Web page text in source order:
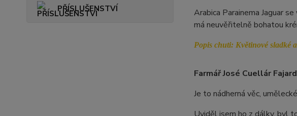
PŘÍSLUŠENSTVÍ
Arabica Parainema Jaguar
má neuvěřitelně bohatou
Popis chuti: Květinové sladké
Farmář José Cuellár
Je to nádherná věc,